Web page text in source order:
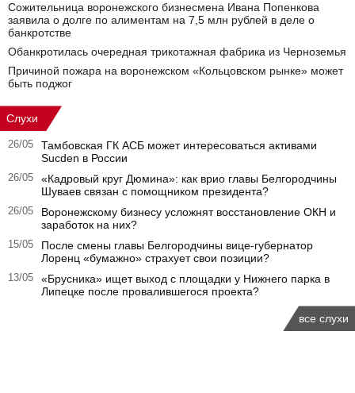
Сожительница воронежского бизнесмена Ивана Попенкова
заявила о долге по алиментам на 7,5 млн рублей в деле о
банкротстве
Обанкротилась очередная трикотажная фабрика из Черноземья
Причиной пожара на воронежском «Кольцовском рынке» может
быть поджог
Слухи
26/05
Тамбовская ГК АСБ может интересоваться активами
Sucden в России
26/05
«Кадровый круг Дюмина»: как врио главы Белгородчины
Шуваев связан с помощником президента?
26/05
Воронежскому бизнесу усложнят восстановление ОКН и
заработок на них?
15/05
После смены главы Белгородчины вице-губернатор
Лоренц «бумажно» страхует свои позиции?
13/05
«Брусника» ищет выход с площадки у Нижнего парка в
Липецке после провалившегося проекта?
все слухи